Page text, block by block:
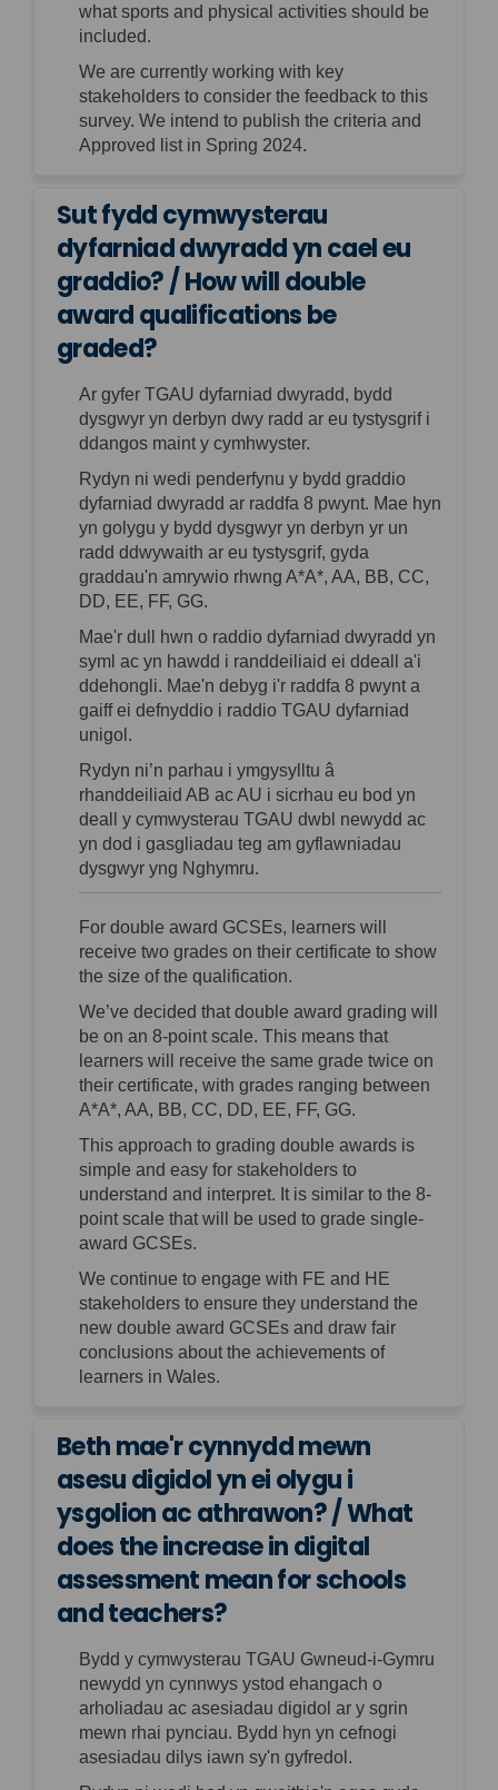
what sports and physical activities should be
included.
We are currently working with key
stakeholders to consider the feedback to this
survey. We intend to publish the criteria and
Approved list in Spring 2024.
Sut fydd cymwysterau
dyfarniad dwyradd yn cael eu
graddio? / How will double
award qualifications be
graded?
Ar gyfer TGAU dyfarniad dwyradd, bydd
dysgwyr yn derbyn dwy radd ar eu tystysgrif i
ddangos maint y cymhwyster.
Rydyn ni wedi penderfynu y bydd graddio
dyfarniad dwyradd ar raddfa 8 pwynt. Mae hyn
yn golygu y bydd dysgwyr yn derbyn yr un
radd ddwywaith ar eu tystysgrif, gyda
graddau'n amrywio rhwng A*A*, AA, BB, CC,
DD, EE, FF, GG.
Mae'r dull hwn o raddio dyfarniad dwyradd yn
syml ac yn hawdd i randdeiliaid ei ddeall a'i
ddehongli. Mae'n debyg i'r raddfa 8 pwynt a
gaiff ei defnyddio i raddio TGAU dyfarniad
unigol .
Rydyn ni’n parhau i ymgysylltu â
rhanddeiliaid AB ac AU i sicrhau eu bod yn
deall y cymwysterau TGAU dwbl newydd ac
yn dod i gasgliadau teg am gyflawniadau
dysgwyr yng Nghymru.
For double award GCSEs, learners will
receive two grades on their certificate to show
the size of the qualification.
We’ve decided that double award grading will
be on an 8-point scale. This means that
learners will receive the same grade twice on
their certificate, with grades ranging between
A*A*, AA, BB, CC, DD, EE, FF, GG.
This approach to grading double awards is
simple and easy for stakeholders to
understand and interpret. It is similar to the 8-
point scale that will be used to grade single-
award GCSEs.
We continue to engage with FE and HE
stakeholders to ensure they understand the
new double award GCSEs and draw fair
conclusions about the achievements of
learners in Wales.
Beth mae'r cynnydd mewn
asesu digidol yn ei olygu i
ysgolion ac athrawon? / What
does the increase in digital
assessment mean for schools
and teachers?
Bydd y cymwysterau TGAU Gwneud-i-Gymru
newydd yn cynnwys ystod ehangach o
arholiadau ac asesiadau digidol ar y sgrin
mewn rhai pynciau. Bydd hyn yn cefnogi
asesiadau dilys iawn sy'n gyfredol.